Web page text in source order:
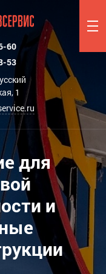
60
53
1
для
и